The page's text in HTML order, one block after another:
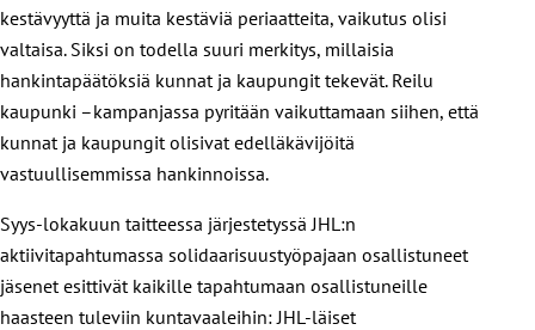
kestävyyttä ja muita kestäviä periaatteita, vaikutus olisi
valtaisa. Siksi on todella suuri merkitys, millaisia
hankintapäätöksiä kunnat ja kaupungit tekevät. Reilu
kaupunki –kampanjassa pyritään vaikuttamaan siihen, että
kunnat ja kaupungit olisivat edelläkävijöitä
vastuullisemmissa hankinnoissa.
Syys-lokakuun taitteessa järjestetyssä JHL:n
aktiivitapahtumassa solidaarisuustyöpajaan osallistuneet
jäsenet esittivät kaikille tapahtumaan osallistuneille
haasteen tuleviin kuntavaaleihin: JHL-läiset